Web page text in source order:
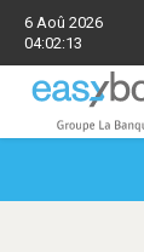
6 Aoû 2026
04:02:13